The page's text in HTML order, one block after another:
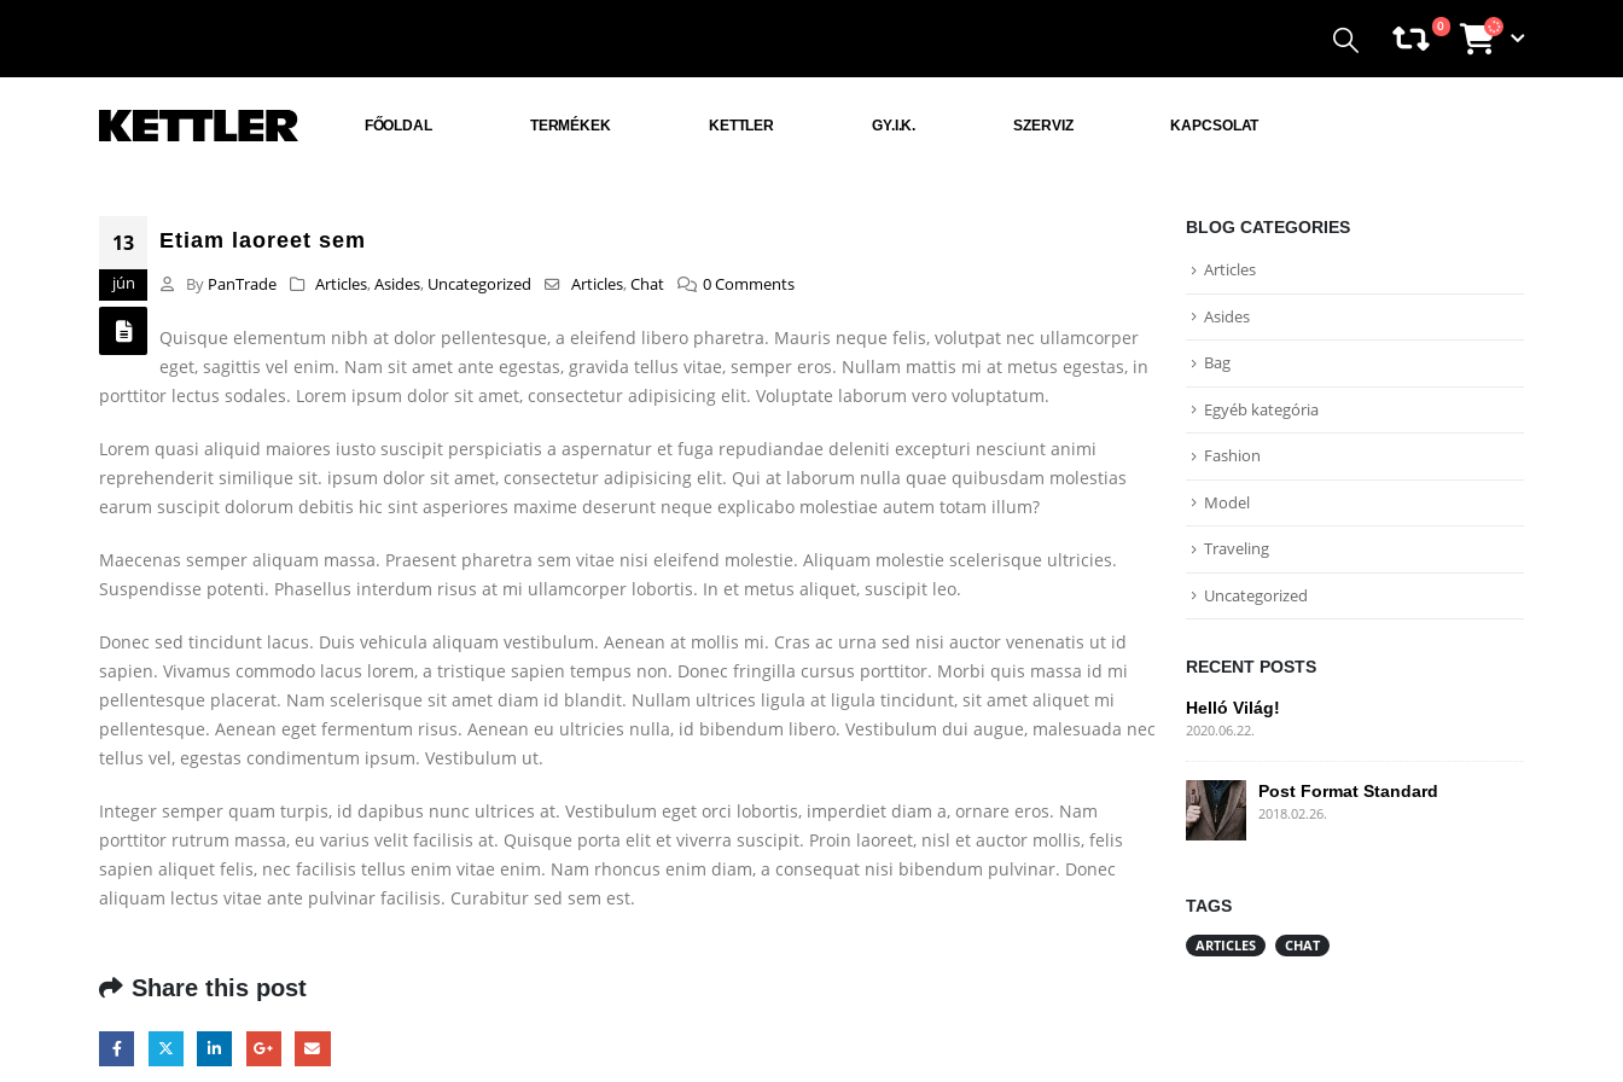
0
FŐOLDAL TERMÉKEK KETTLER GY.I.K. SZERVIZ KAPCSOLAT
13
jún
Etiam laoreet sem
By PanTrade Articles,Asides, Uncategorized Articles,Chat 0 Comments
Quisque elementum nibh at dolor pellentesque, a eleifend libero pharetra. Mauris neque felis, volutpat nec ullamcorper
eget, sagittis vel enim. Nam sit amet ante egestas, gravida tellus vitae, semper eros. Nullam mattis mi at metus egestas, in
porttitor lectus sodales. Lorem ipsum dolor sit amet, consectetur adipisicing elit. Voluptate laborum vero voluptatum.
Lorem quasi aliquid maiores iusto suscipit perspiciatis a aspernatur et fuga repudiandae deleniti excepturi nesciunt animi
reprehenderit similique sit. ipsum dolor sit amet, consectetur adipisicing elit. Qui at laborum nulla quae quibusdam molestias
earum suscipit dolorum debitis hic sint asperiores maxime deserunt neque explicabo molestiae autem totam illum?
Maecenas semper aliquam massa. Praesent pharetra sem vitae nisi eleifend molestie. Aliquam molestie scelerisque ultricies.
Suspendisse potenti. Phasellus interdum risus at mi ullamcorper lobortis. In et metus aliquet, suscipit leo.
Donec sed tincidunt lacus. Duis vehicula aliquam vestibulum. Aenean at mollis mi. Cras ac urna sed nisi auctor venenatis ut id
sapien. Vivamus commodo lacus lorem, a tristique sapien tempus non. Donec fringilla cursus porttitor. Morbi quis massa id mi
pellentesque placerat. Nam scelerisque sit amet diam id blandit. Nullam ultrices ligula at ligula tincidunt, sit amet aliquet mi
pellentesque. Aenean eget fermentum risus. Aenean eu ultricies nulla, id bibendum libero. Vestibulum dui augue, malesuada nec
tellus vel, egestas condimentum ipsum. Vestibulum ut.
Integer semper quam turpis, id dapibus nunc ultrices at. Vestibulum eget orci lobortis, imperdiet diam a, ornare eros. Nam
porttitor rutrum massa, eu varius velit facilisis at. Quisque porta elit et viverra suscipit. Proin laoreet, nisl et auctor mollis, felis
sapien aliquet felis, nec facilisis tellus enim vitae enim. Nam rhoncus enim diam, a consequat nisi bibendum pulvinar. Donec
aliquam lectus vitae ante pulvinar facilisis. Curabitur sed sem est.
Share this post
BLOG CATEGORIES
Articles
Asides
Bag
Egyéb kategória
Fashion
Model
Traveling
Uncategorized
RECENT POSTS
Helló Világ!
2020.06.22.
Post Format Standard
2018.02.26.
TAGS
ARTICLES CHAT